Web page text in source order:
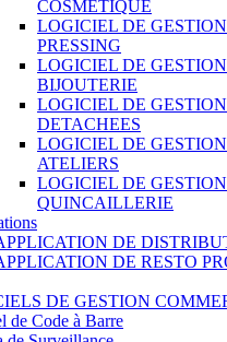
COSMETIQUE
LOGICIEL DE
PRESSING
LOGICIEL DE
BIJOUTERIE
LOGICIEL DE
DETACHEES
LOGICIEL DE
ATELIERS
LOGICIEL DE
QUINCAILLERIE
DE
DE RESTO
DE GESTION
de Code à Barre